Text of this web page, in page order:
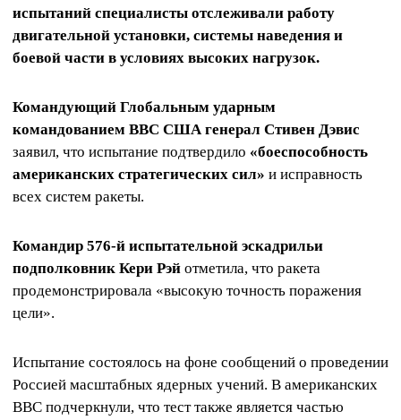
испытаний специалисты отслеживали работу
двигательной установки, системы наведения и
боевой части в условиях высоких нагрузок.
Командующий Глобальным ударным
командованием ВВС США генерал Стивен Дэвис
заявил, что испытание подтвердило «боеспособность
американских стратегических сил» и исправность
всех систем ракеты.
Командир 576-й испытательной эскадрильи
подполковник Кери Рэй отметила, что ракета
продемонстрировала «высокую точность поражения
цели».
Испытание состоялось на фоне сообщений о проведении
Россией масштабных ядерных учений. В американских
ВВС подчеркнули, что тест также является частью